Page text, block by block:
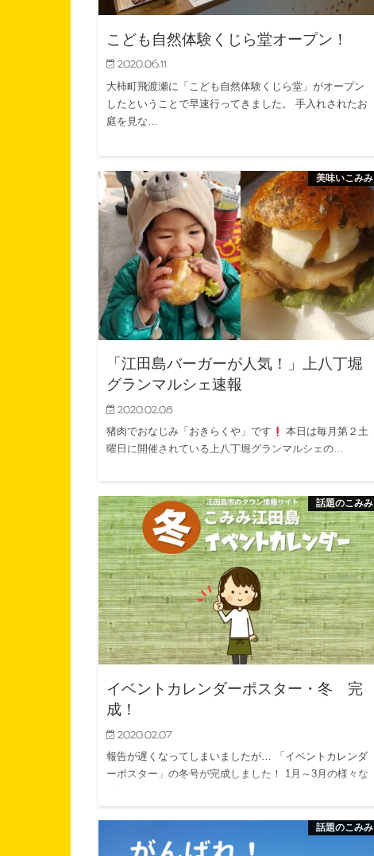
こども自然体験くじら堂オープン！
2020.06.11
大柿町飛渡瀬に「こども自然体験くじら堂」がオープン
したということで早速行ってきました。 手入れされたお
庭を見な…
美味いこみみ
「江田島バーガーが人気！」上八丁堀
グランマルシェ速報
2020.02.08
猪肉でおなじみ「おきらくや」です
本日は毎月第２土
曜日に開催されている上八丁堀グランマルシェの…
話題のこみみ
イベントカレンダーポスター・冬 完
成！
2020.02.07
報告が遅くなってしまいましたが… 「イベントカレンダ
ーポスター」の冬号が完成しました！ 1月～3月の様々な
話題のこみみ